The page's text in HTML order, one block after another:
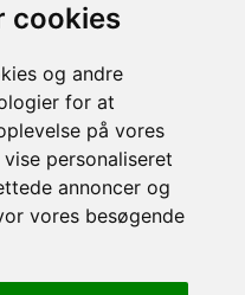
cookies
og andre
for at
på vores
personaliseret
annoncer og
vores besøgende